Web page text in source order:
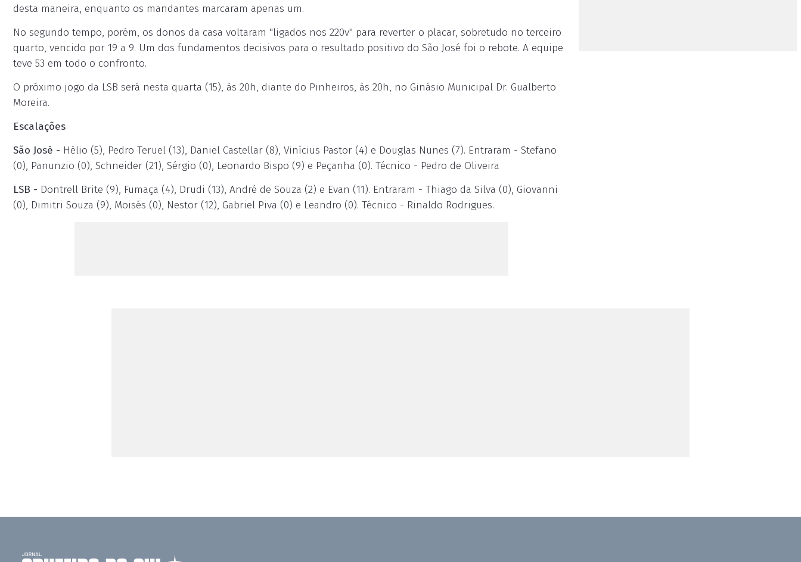
desta maneira, enquanto os mandantes marcaram apenas um.
No segundo tempo, porém, os donos da casa voltaram "ligados nos 220v" para reverter o placar, sobretudo no terceiro
quarto, vencido por 19 a 9. Um dos fundamentos decisivos para o resultado positivo do São José foi o rebote. A equipe
teve 53 em todo o confronto.
O próximo jogo da LSB será nesta quarta (15), às 20h, diante do Pinheiros, às 20h, no Ginásio Municipal Dr. Gualberto
Moreira.
Escalações
São José - Hélio (5), Pedro Teruel (13), Daniel Castellar (8), Vinícius Pastor (4) e Douglas Nunes (7). Entraram - Stefano
(0), Panunzio (0), Schneider (21), Sérgio (0), Leonardo Bispo (9) e Peçanha (0). Técnico - Pedro de Oliveira
LSB - Dontrell Brite (9), Fumaça (4), Drudi (13), André de Souza (2) e Evan (11). Entraram - Thiago da Silva (0), Giovanni
(0), Dimitri Souza (9), Moisés (0), Nestor (12), Gabriel Piva (0) e Leandro (0). Técnico - Rinaldo Rodrigues.